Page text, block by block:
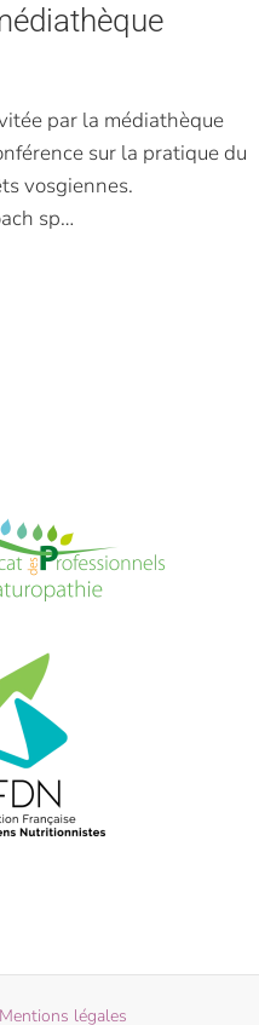
par la médiathèque
sur la pratique du
vosgiennes.
sp…
Mentions légales